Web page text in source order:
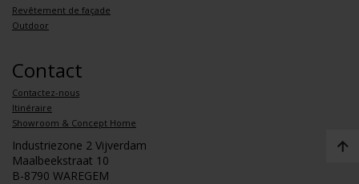
Revêtement de façade
Outdoor
Contact
Contactez-nous
Itinéraire
Showroom & Concept Home
Industriezone 2 Vijverdam
Maalbeekstraat 10
B-8790 WAREGEM